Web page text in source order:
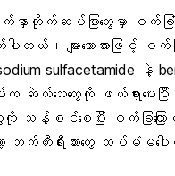
ာတိုက်ဆပ်ပြာတွေမှာ ဝက်ခြံ
ယ်။ များသောအားဖြင့် ဝက်
sulfacetamide နဲ့
ဆဲလ်သေတွေကို ဖယ်ရှားပေးပ
ကို သန့်စင်စေပြီး ဝက်ခြံကြေ
က်တီးရီးယားတွေ ထပ်မံမပေါက်